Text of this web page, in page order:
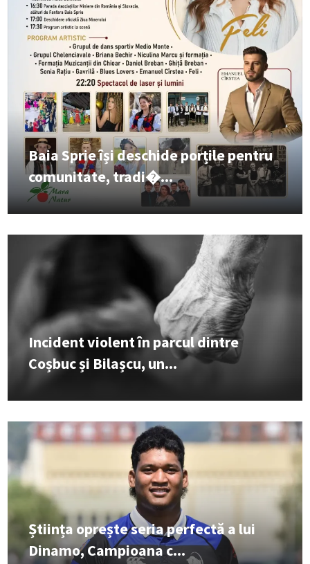
Baia Sprie își deschide porțile pentru
comunitate, tradi�...
Incident violent în parcul dintre
Coșbuc și Bilașcu, un...
Știința oprește seria perfectă a lui
Dinamo, Campioana c...